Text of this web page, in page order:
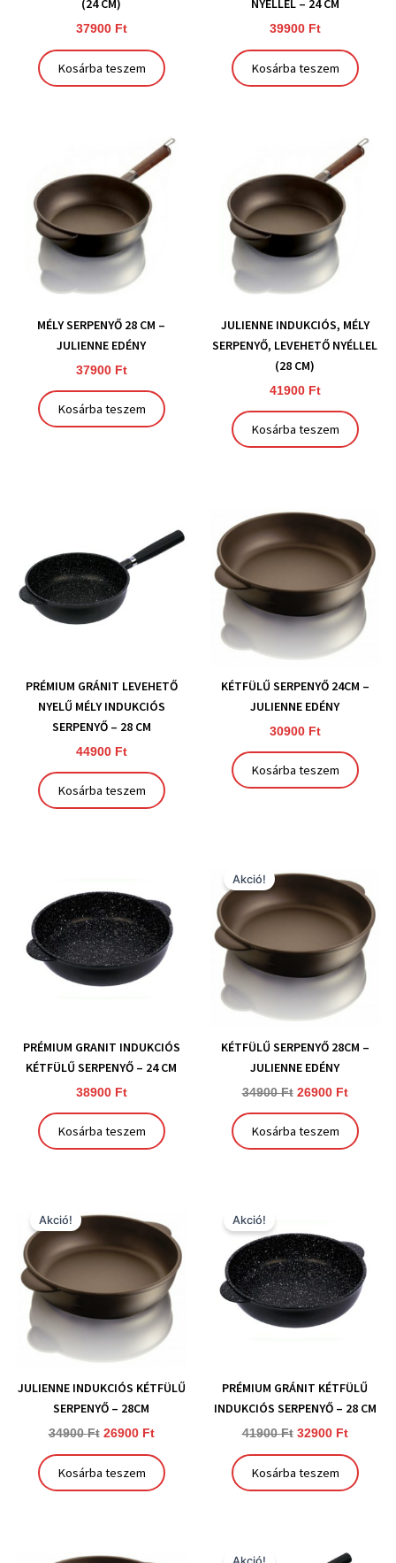
(24 CM)
37900 Ft
Kosárba teszem
NYÉLLEL – 24 CM
39900 Ft
Kosárba teszem
MÉLY SERPENYŐ 28 CM –
JULIENNE EDÉNY
37900 Ft
Kosárba teszem
JULIENNE INDUKCIÓS, MÉLY
SERPENYŐ, LEVEHETŐ NYÉLLEL
(28 CM)
41900 Ft
Kosárba teszem
PRÉMIUM GRÁNIT LEVEHETŐ
NYELŰ MÉLY INDUKCIÓS
SERPENYŐ – 28 CM
44900 Ft
Kosárba teszem
KÉTFÜLŰ SERPENYŐ 24CM –
JULIENNE EDÉNY
30900 Ft
Kosárba teszem
PRÉMIUM GRANIT INDUKCIÓS
KÉTFÜLŰ SERPENYŐ – 24 CM
38900 Ft
Kosárba teszem
Akció!
KÉTFÜLŰ SERPENYŐ 28CM –
JULIENNE EDÉNY
34900Ft
price
34900 Ft.
26900 Ft
is:
26900
Kosárba teszem
Akció!
JULIENNE INDUKCIÓS KÉTFÜLŰ
SERPENYŐ – 28CM
34900Ft
price
34900 Ft.
26900 Ft
is:
26900 Ft.
Kosárba teszem
Akció!
PRÉMIUM GRÁNIT KÉTFÜLŰ
INDUKCIÓS SERPENYŐ – 28 CM
41900Ft
was:
41900 Ft.
32900 Ft
32900
Kosárba teszem
price